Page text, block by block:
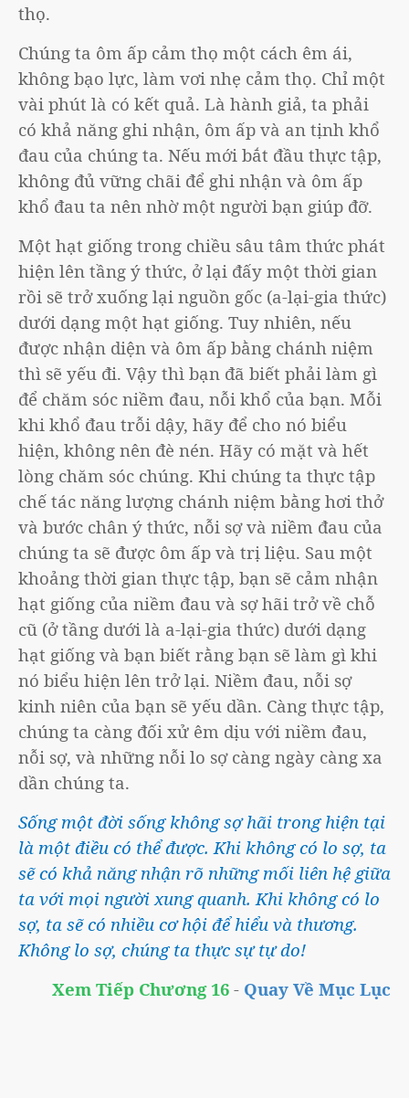
thọ.
Chúng ta ôm ấp cảm thọ một cách êm ái,
không bạo lực, làm vơi nhẹ cảm thọ. Chỉ một
vài phút là có kết quả. Là hành giả, ta phải
có khả năng ghi nhận, ôm ấp và an tịnh khổ
đau của chúng ta. Nếu mới bắt đầu thực tập,
không đủ vững chãi để ghi nhận và ôm ấp
khổ đau ta nên nhờ một người bạn giúp đỡ.
Một hạt giống trong chiều sâu tâm thức phát
hiện lên tầng ý thức, ở lại đấy một thời gian
rồi sẽ trở xuống lại nguồn gốc (a-lại-gia thức)
dưới dạng một hạt giống. Tuy nhiên, nếu
được nhận diện và ôm ấp bằng chánh niệm
thì sẽ yếu đi. Vậy thì bạn đã biết phải làm gì
để chăm sóc niềm đau, nỗi khổ của bạn. Mỗi
khi khổ đau trỗi dậy, hãy để cho nó biểu
hiện, không nên đè nén. Hãy có mặt và hết
lòng chăm sóc chúng. Khi chúng ta thực tập
chế tác năng lượng chánh niệm bằng hơi thở
và bước chân ý thức, nỗi sợ và niềm đau của
chúng ta sẽ được ôm ấp và trị liệu. Sau một
khoảng thời gian thực tập, bạn sẽ cảm nhận
hạt giống của niềm đau và sợ hãi trở về chỗ
cũ (ở tầng dưới là a-lại-gia thức) dưới dạng
hạt giống và bạn biết rằng bạn sẽ làm gì khi
nó biểu hiện lên trở lại. Niềm đau, nỗi sợ
kinh niên của bạn sẽ yếu dần. Càng thực tập,
chúng ta càng đối xử êm dịu với niềm đau,
nỗi sợ, và những nỗi lo sợ càng ngày càng xa
dần chúng ta.
Sống một đời sống không sợ hãi trong hiện tại
là một điều có thể được. Khi không có lo sợ, ta
sẽ có khả năng nhận rõ những mối liên hệ giữa
ta với mọi người xung quanh. Khi không có lo
sợ, ta sẽ có nhiều cơ hội để hiểu và thương.
Không lo sợ, chúng ta thực sự tự do!
Xem Tiếp Chương 16 - Quay Về Mục Lục